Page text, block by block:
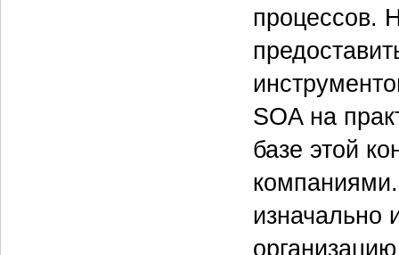
процессов.
SOA на
базе этой
изначально